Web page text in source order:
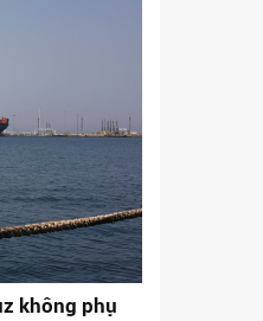
không phụ